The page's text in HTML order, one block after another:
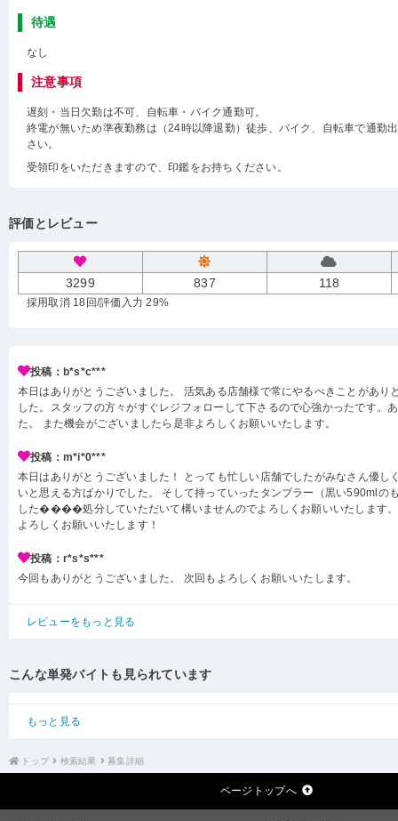
待遇
なし
注意事項
遅刻・当日欠勤は不可、自転車・バイク通勤可。
終電が無いため準夜勤務は（24時以降退勤）徒歩、バイク、自転車で通勤
さい。
受領印をいただきますので、印鑑をお持ちください。
評価とレビュー
3299 837 118
採用取消 18回/評価入力 29%
投稿：b*s*c***
本日はありがとうございました。 活気ある店舗様で常にやるべきことがあり
した。スタッフの方々がすぐレジフォローして下さるので心強かったです。
た。 また機会がございましたら是非よろしくお願いいたします。
投稿：m*i*0***
本日はありがとうございました！ とっても忙しい店舗でしたがみなさん優し
いと思える方ばかりでした。 そして持っていったタンブラー（黒い590mlの
した����処分していただいて構いませんのでよろしくお願いいたします
よろしくお願いいたします！
投稿：r*s*s***
今回もありがとうございました。 次回もよろしくお願いいたします。
レビューをもっと見る
こんな単発バイトも見られています
もっと見る
トップ 検索結果 募集詳細
ページトップへ